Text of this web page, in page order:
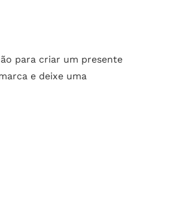
para criar um presente
e deixe uma